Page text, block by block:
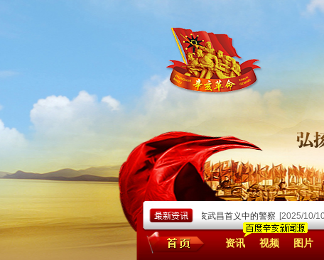
07/31] 胡祖舜《武昌开国实录》——兼纪辛亥武昌首义中的警察 [2025/10/10]
资讯 视频 图片